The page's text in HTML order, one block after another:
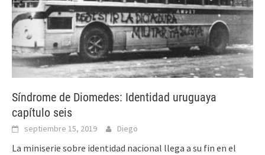
Síndrome de Diomedes: Identidad uruguaya
capítulo seis
septiembre 15, 2019 Diego
La miniserie sobre identidad nacional llega a su fin en el